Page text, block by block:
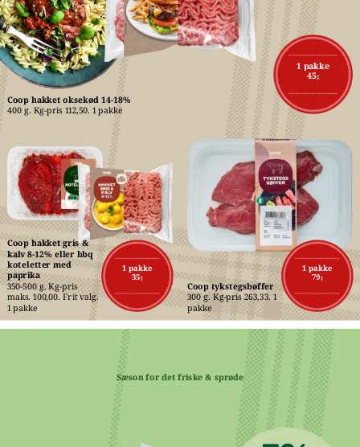
1 pakke
45,-
Coop hakket oksekød 14-18%
400 g. Kg-pris 112,50. 1 pakke
1 pakke
35,-
Coop hakket gris &
kalv 8-12% eller bbq
koteletter med
paprika
350-500 g. Kg-pris
maks. 100,00. Frit valg.
1 pakke
1 pakke
79,-
Coop tykstegsbøffer
300 g. Kg-pris 263,33. 1
pakke
Sæson for det friske & sprøde